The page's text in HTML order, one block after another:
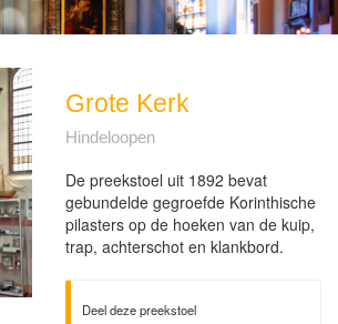
Grote Kerk
Hindeloopen
De preekstoel uit 1892 bevat
gebundelde gegroefde Korinthische
pilasters op de hoeken van de kuip,
trap, achterschot en klankbord.
Deel deze preekstoel